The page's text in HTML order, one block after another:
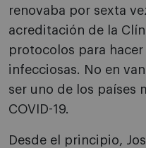
renovaba por sexta
acreditación de la
protocolos para
infecciosas. No en
ser uno de los países
COVID-19.
Desde el principio,